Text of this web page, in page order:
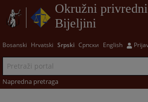
Okružni
Bijeljini
Bosanski Hrvatski Srpski Српски English
Napredna pretraga